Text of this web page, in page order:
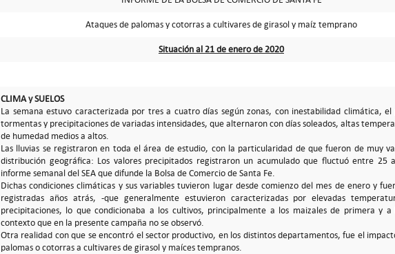
Ataques de palomas y cotorras a cultivares de girasol y maíz temprano
Situación al 21 de enero de 2020
CLIMA y SUELOS
La semana estuvo caracterizada por tres a cuatro días según zonas, con inestabilidad climática,
tormentas y precipitaciones de variadas intensidades, que alternaron con días soleados, altas
de humedad medios a altos.
Las lluvias se registraron en toda el área de estudio, con la particularidad de que fueron de muy
distribución geográfica: Los valores precipitados registraron un acumulado que fluctuó entre 25
informe semanal del SEA que difunde la Bolsa de Comercio de Santa Fe.
Dichas condiciones climáticas y sus variables tuvieron lugar desde comienzo del mes de enero y
registradas años atrás, -que generalmente estuvieron caracterizadas por elevadas
precipitaciones, lo que condicionaba a los cultivos, principalmente a los maizales de primera y
contexto que en la presente campaña no se observó.
Otra realidad con que se encontró el sector productivo, en los distintos departamentos, fue el
palomas o cotorras a cultivares de girasol y maíces tempranos.